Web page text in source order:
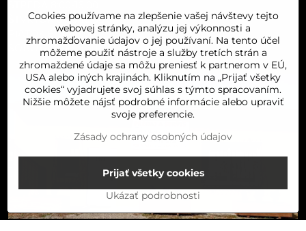
ŠTVRTOK 8:00-16:00
PIATOK 8:00-16:00
SOBOTA 8:00-11:30
Cookies používame na zlepšenie vašej návštevy tejto
webovej stránky, analýzu jej výkonnosti a
zhromažďovanie údajov o jej používaní. Na tento účel
môžeme použiť nástroje a služby tretích strán a
zhromaždené údaje sa môžu preniesť k partnerom v EÚ,
USA alebo iných krajinách. Kliknutím na „Prijať všetky
cookies“ vyjadrujete svoj súhlas s týmto spracovaním.
Nižšie môžete nájsť podrobné informácie alebo upraviť
svoje preferencie.
Zásady ochrany osobných údajov
Ukázať podrobnosti
Prijať všetky cookies